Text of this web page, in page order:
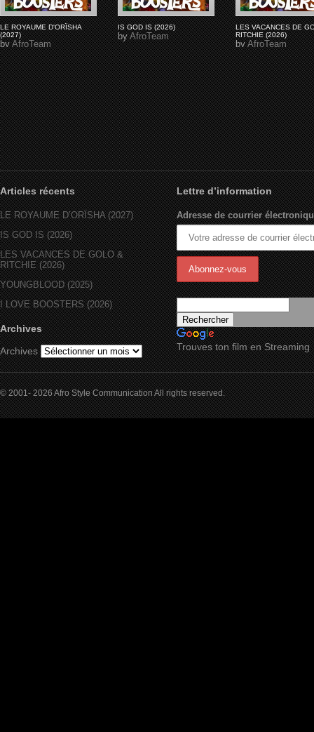
LE ROYAUME D'ORÏSHA
(2027)
byAfroTeam
IS GOD IS (2026)
byAfroTeam
LES VACANCES DE
RITCHIE (2026)
byAfroTeam
Articles récents
LE ROYAUME D’ORÏSHA (2027)
IS GOD IS (2026)
LES VACANCES DE GOLO &
RITCHIE (2026)
YOUNGBLOOD (2025)
I LOVE BOOSTERS (2026)
Archives
Archives
Lettre d’information
Adresse de courrier
Trouves ton film en Streaming
© 2001- 2026 Afro Style Communication All rights reserved.